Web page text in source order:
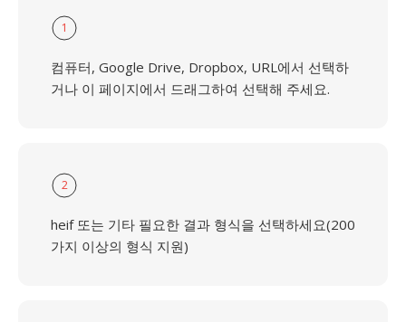
1
컴퓨터, Google Drive, Dropbox, URL에서 선택하
거나 이 페이지에서 드래그하여 선택해 주세요.
2
heif 또는 기타 필요한 결과 형식을 선택하세요(200
가지 이상의 형식 지원)